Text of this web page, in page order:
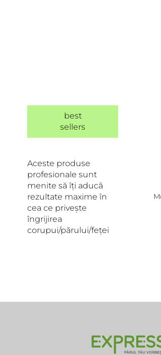
best
sellers
Aceste produse
profesionale sunt
menite să îți aducă
rezultate maxime în
cea ce privește
îngrijirea
corupui/părului/feței